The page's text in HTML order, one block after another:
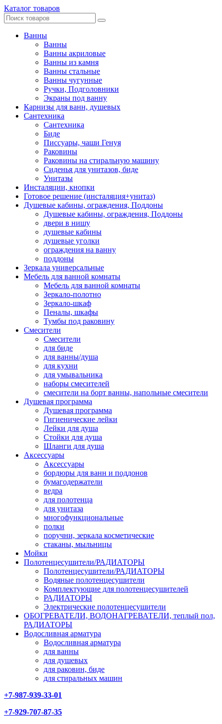
Каталог товаров
Ванны
Ванны
Ванны акриловые
Ванны из камня
Ванны стальные
Ванны чугунные
Ручки, Подголовники
Экраны под ванну
Карнизы для ванн, душевых
Сантехника
Сантехника
Биде
Писсуары, чаши Генуя
Раковины
Раковины на стиральную машину
Сиденья для унитазов, биде
Унитазы
Инсталяции, кнопки
Готовое решение (инсталяция+унитаз)
Душевые кабины, ограждения, Поддоны
Душевые кабины, ограждения, Поддоны
двери в нишу
душевые кабины
душевые уголки
ограждения на ванну
поддоны
Зеркала универсальные
Мебель для ванной комнаты
Мебель для ванной комнаты
Зеркало-полотно
Зеркало-шкаф
Пеналы, шкафы
Тумбы под раковину
Смесители
Смесители
для биде
для ванны/душа
для кухни
для умывальника
наборы смесителей
смесители на борт ванны, напольные смесители
Душевая программа
Душевая программа
Гигиенические лейки
Лейки для душа
Стойки для душа
Шланги для душа
Аксессуары
Аксессуары
бордюры для ванн и поддонов
бумагодержатели
ведра
для полотенца
для унитаза
многофункциональные
полки
поручни, зеркала косметические
стаканы, мыльницы
Мойки
Полотенцесушители/РАДИАТОРЫ
Полотенцесушители/РАДИАТОРЫ
Водяные полотенцесушители
Комплектующие для полотенцесушителей
РАДИАТОРЫ
Электрические полотенцесушители
ОБОГРЕВАТЕЛИ, ВОДОНАГРЕВАТЕЛИ, теплый пол,
РАДИАТОРЫ
Водосливная арматура
Водосливная арматура
для ванны
для душевых
для раковин, биде
для стиральных машин
+7-987-939-33-01
+7-929-707-87-35